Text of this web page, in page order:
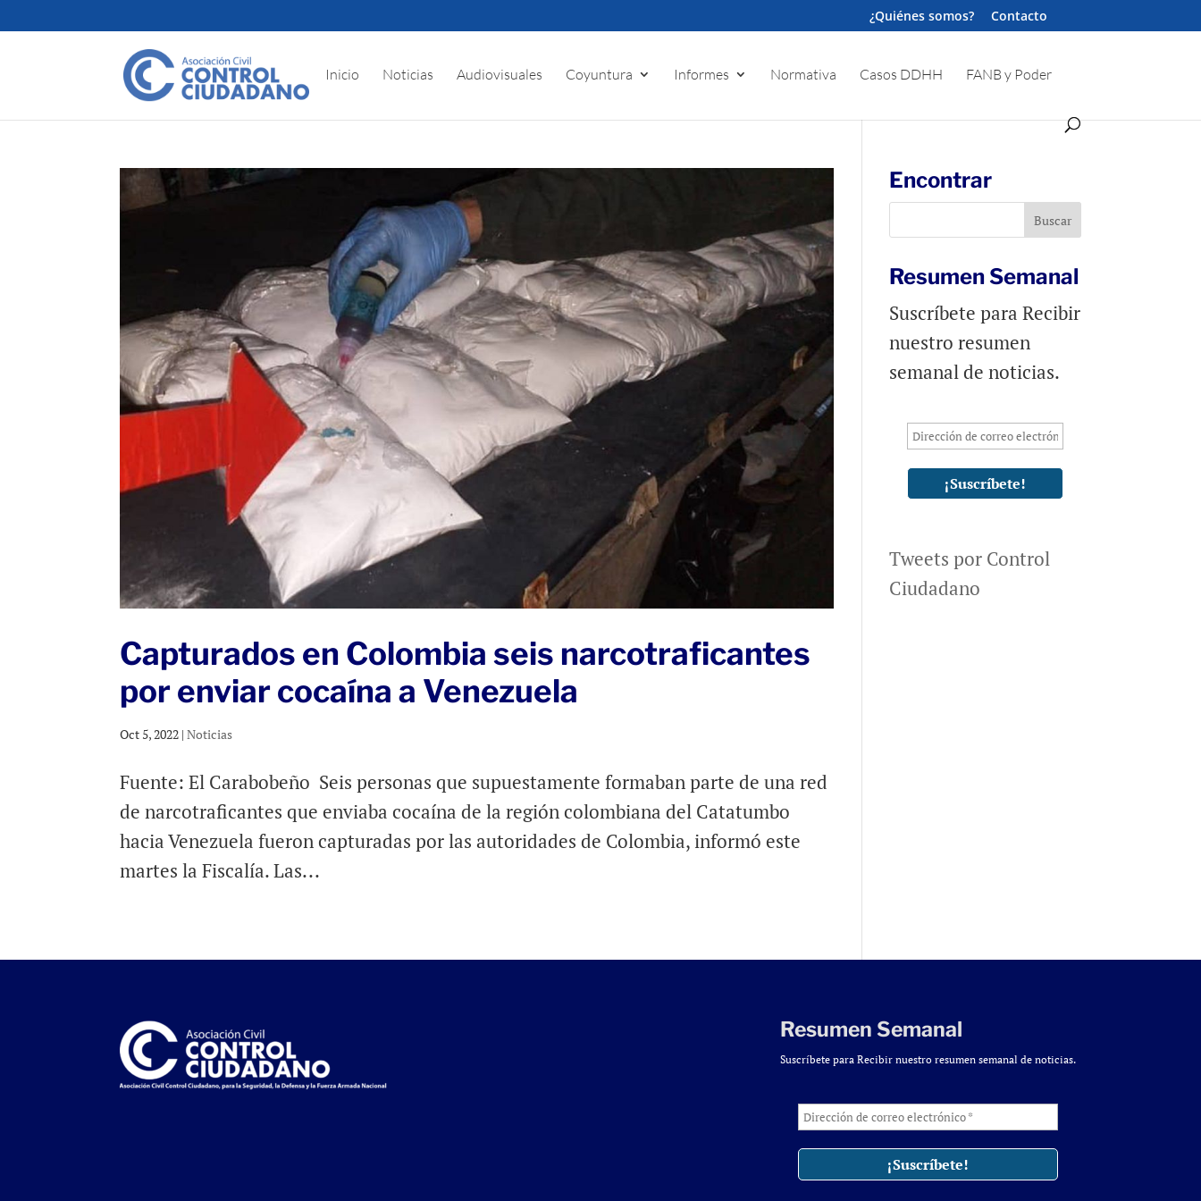
¿Quiénes somos? Contacto
Inicio Noticias Audiovisuales Coyuntura Informes Normativa Casos DDHH FANB y Poder
Capturados en Colombia seis narcotraficantes
por enviar cocaína a Venezuela
Oct 5, 2022 |Noticias
Fuente: El Carabobeño Seis personas que supuestamente formaban parte de una red
de narcotraficantes que enviaba cocaína de la región colombiana del Catatumbo
hacia Venezuela fueron capturadas por las autoridades de Colombia, informó este
martes la Fiscalía. Las...
Encontrar
Resumen Semanal
Suscríbete para Recibir
nuestro resumen
semanal de noticias.
Tweets por Control
Ciudadano
Resumen Semanal
Suscríbete para Recibir nuestro resumen semanal de noticias.